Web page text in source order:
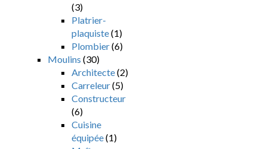
(3)
Platrier-
plaquiste(1)
Plombier(6)
Moulins (30)
Architecte(2)
Carreleur(5)
Constructeur
(6)
Cuisine
équipée(1)